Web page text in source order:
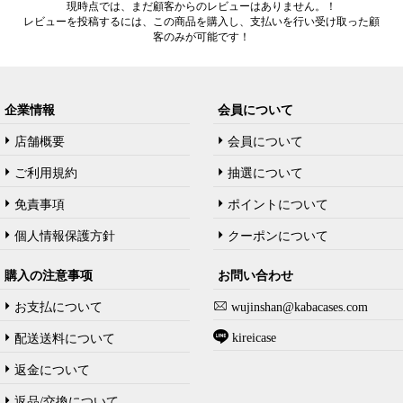
現時点では、まだ顧客からのレビューはありません。！
レビューを投稿するには、この商品を購入し、支払いを行い受け取った顧
客のみが可能です！
企業情報
店舗概要
ご利用規約
免責事項
個人情報保護方針
会員について
会員について
抽選について
ポイントについて
クーポンについて
購入の注意事项
お支払について
配送送料について
返金について
お問い合わせ
wujinshan@kabacases.com
kireicase